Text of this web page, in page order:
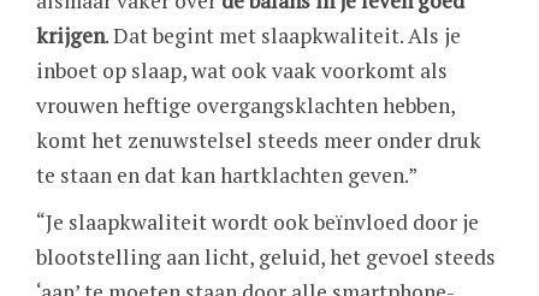
krijgen. Dat begint met slaapkwaliteit. Als je
inboet op slaap, wat ook vaak voorkomt als
vrouwen heftige overgangsklachten hebben,
komt het zenuwstelsel steeds meer onder druk
te staan en dat kan hartklachten geven.”
“Je slaapkwaliteit wordt ook beïnvloed door je
blootstelling aan licht, geluid, het gevoel steeds